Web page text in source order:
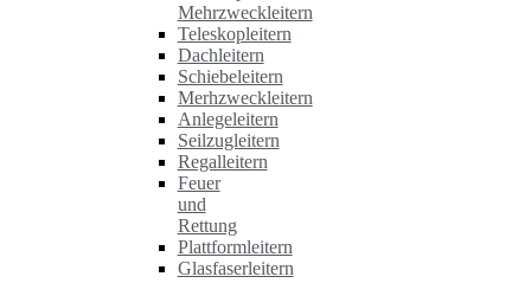
Mehrzweckleitern
Teleskopleitern
Dachleitern
Schiebeleitern
Merhzweckleitern
Anlegeleitern
Seilzugleitern
Regalleitern
Feuer
und
Rettung
Plattformleitern
Glasfaserleitern